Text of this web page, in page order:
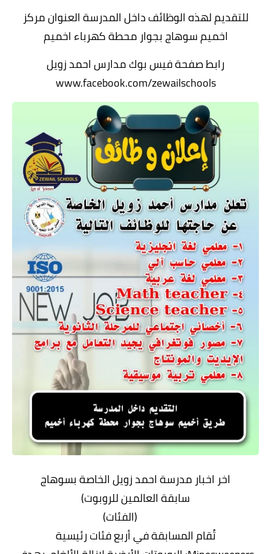
للتقديم لهذه الوظائف داخل المدرسة العنوان مركز
اخميم سوهاج بجوار محطة كهرباء اخميم
رابط صفحة فيس بوك مدارس احمد زويل
www.facebook.com/zewailschools
اخر اخبار مدرسة احمد زويل الخاصة بسوهاج
سابقة العالمين للروبوت)
(الفئات)
تُقام المسابقة في أربع فئات رئيسية